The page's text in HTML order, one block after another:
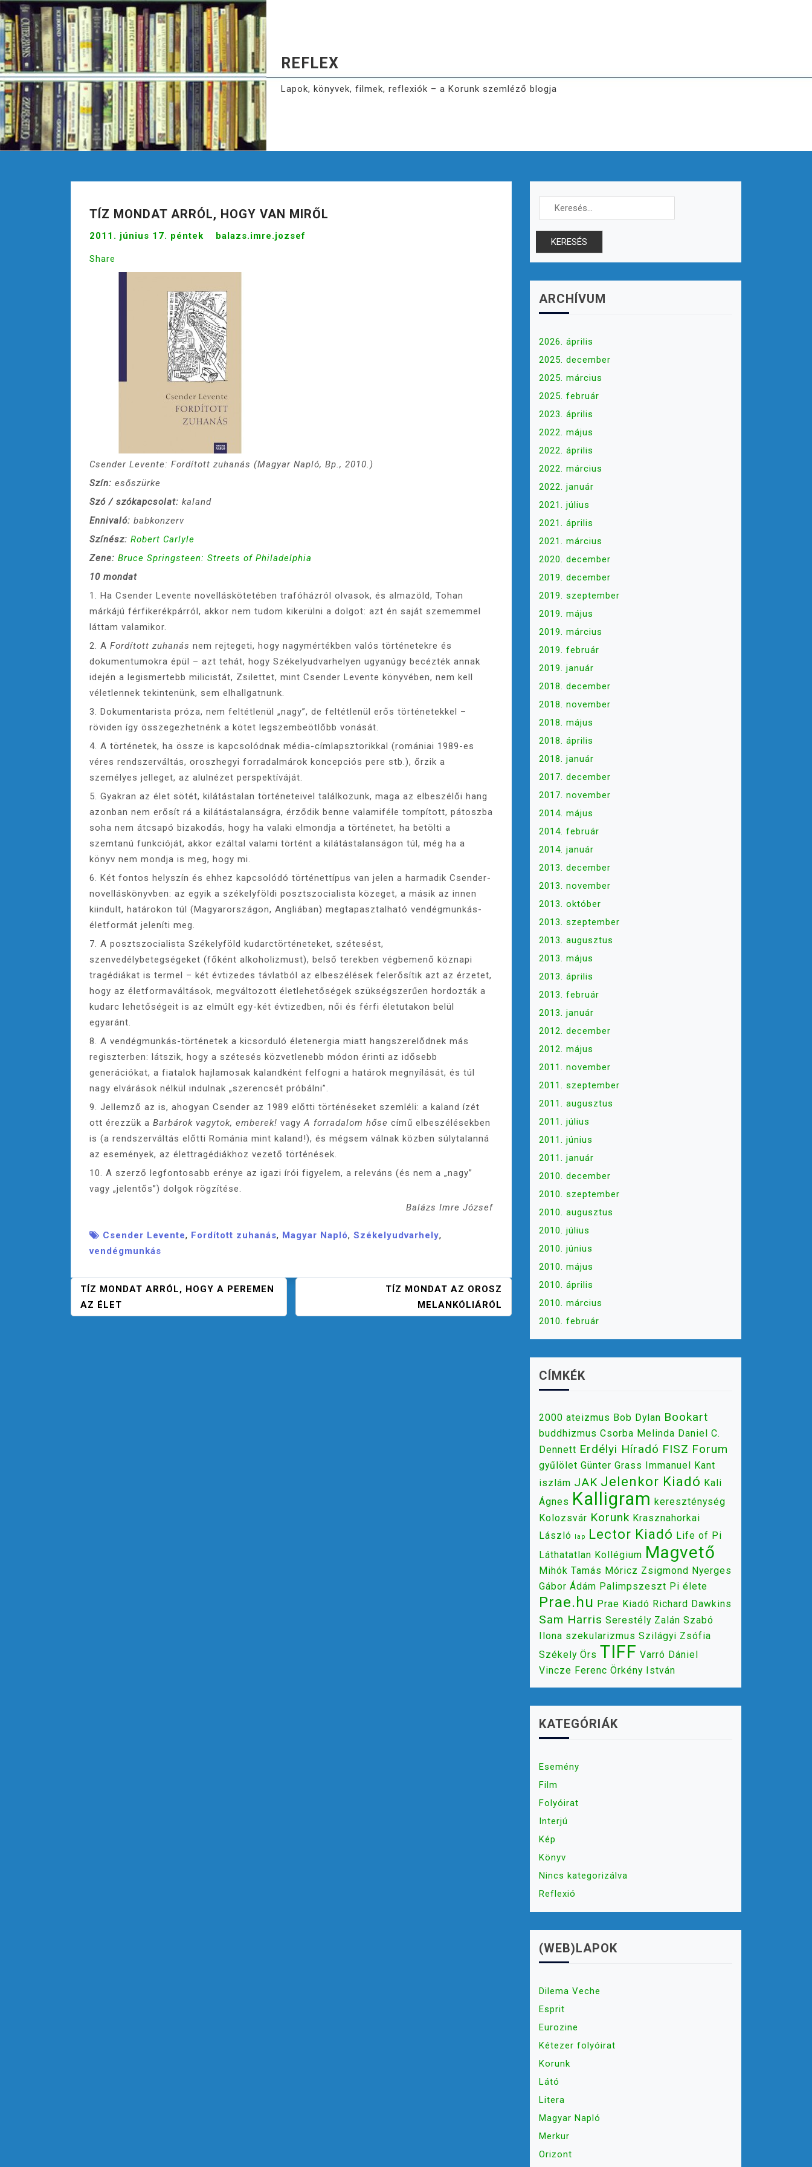
k
p
t
o
c
n
t
REFLEX
Lapok, könyvek, filmek, reflexiók – a Korunk szemléző blogja
TÍZ MONDAT ARRÓL, HOGY VAN MIRŐL
2011. június 17. péntek balazs.imre.jozsef
Share
Csender Levente: Fordított zuhanás (Magyar Napló, Bp., 2010.)
Szín: esőszürke
Szó / szókapcsolat: kaland
Ennivaló: babkonzerv
Színész: Robert Carlyle
Zene: Bruce Springsteen: Streets of Philadelphia
10 mondat
1. Ha Csender Levente novelláskötetében trafóházról olvasok, és almazöld, Tohan
márkájú férfikerékpárról, akkor nem tudom kikerülni a dolgot: azt én saját szememmel
láttam valamikor.
2. A Fordított zuhanás nem rejtegeti, hogy nagymértékben valós történetekre és
dokumentumokra épül – azt tehát, hogy Székelyudvarhelyen ugyanúgy becézték annak
idején a legismertebb milicistát, Zsilettet, mint Csender Levente könyvében, nem kell
véletlennek tekintenünk, sem elhallgatnunk.
3. Dokumentarista próza, nem feltétlenül „nagy”, de feltétlenül erős történetekkel –
röviden így összegezhetnénk a kötet legszembeötlőbb vonását.
4. A történetek, ha össze is kapcsolódnak média-címlapsztorikkal (romániai 1989-es
véres rendszerváltás, oroszhegyi forradalmárok koncepciós pere stb.), őrzik a
személyes jelleget, az alulnézet perspektíváját.
5. Gyakran az élet sötét, kilátástalan történeteivel találkozunk, maga az elbeszélői hang
azonban nem erősít rá a kilátástalanságra, érződik benne valamiféle tompított, pátoszba
soha nem átcsapó bizakodás, hogy ha valaki elmondja a történetet, ha betölti a
szemtanú funkcióját, akkor ezáltal valami történt a kilátástalanságon túl, még ha a
könyv nem mondja is meg, hogy mi.
6. Két fontos helyszín és ehhez kapcsolódó történettípus van jelen a harmadik Csender-
novelláskönyvben: az egyik a székelyföldi posztszocialista közeget, a másik az innen
kiindult, határokon túl (Magyarországon, Angliában) megtapasztalható vendégmunkás-
életformát jeleníti meg.
7. A posztszocialista Székelyföld kudarctörténeteket, szétesést,
szenvedélybetegségeket (főként alkoholizmust), belső terekben végbemenő köznapi
tragédiákat is termel – két évtizedes távlatból az elbeszélések felerősítik azt az érzetet,
hogy az életformaváltások, megváltozott életlehetőségek szükségszerűen hordozták a
kudarc lehetőségeit is az elmúlt egy-két évtizedben, női és férfi életutakon belül
egyaránt.
8. A vendégmunkás-történetek a kicsorduló életenergia miatt hangszerelődnek más
regiszterben: látszik, hogy a szétesés közvetlenebb módon érinti az idősebb
generációkat, a fiatalok hajlamosak kalandként felfogni a határok megnyílását, és túl
nagy elvárások nélkül indulnak „szerencsét próbálni”.
9. Jellemző az is, ahogyan Csender az 1989 előtti történéseket szemléli: a kaland ízét
ott érezzük a Barbárok vagytok, emberek! vagyA forradalom hőse című elbeszélésekben
is (a rendszerváltás előtti Románia mint kaland!), és mégsem válnak közben súlytalanná
az események, az élettragédiákhoz vezető történések.
10. A szerző legfontosabb erénye az igazi írói figyelem, a releváns (és nem a „nagy”
vagy „jelentős”) dolgok rögzítése.
Balázs Imre József
Csender Levente, Fordított zuhanás, Magyar Napló, Székelyudvarhely,
vendégmunkás
B
E
J
TÍZ MONDAT ARRÓL, HOGY A PEREMEN
AZ ÉLET
TÍZ MONDAT AZ OROSZ
MELANKÓLIÁRÓL
Keresés:
ARCHÍVUM
2026. április
2025. december
2025. március
2025. február
2023. április
2022. május
2022. április
2022. március
2022. január
2021. július
2021. április
2021. március
2020. december
2019. december
2019. szeptember
2019. május
2019. március
2019. február
2019. január
2018. december
2018. november
2018. május
2018. április
2018. január
2017. december
2017. november
2014. május
2014. február
2014. január
2013. december
2013. november
2013. október
2013. szeptember
2013. augusztus
2013. május
2013. április
2013. február
2013. január
2012. december
2012. május
2011. november
2011. szeptember
2011. augusztus
2011. július
2011. június
2011. január
2010. december
2010. szeptember
2010. augusztus
2010. július
2010. június
2010. május
2010. április
2010. március
2010. február
CÍMKÉK
2000 ateizmus Bob Dylan Bookart
buddhizmus Csorba Melinda Daniel C.
Dennett Erdélyi Híradó FISZ Forum
gyűlölet Günter Grass Immanuel Kant
iszlám JAK Jelenkor Kiadó Kali
Ágnes Kalligram kereszténység
Kolozsvár Korunk Krasznahorkai
László lap Lector Kiadó Life of Pi
Láthatatlan Kollégium Magvető
Mihók Tamás Móricz Zsigmond Nyerges
Gábor Ádám Palimpszeszt Pi élete
Prae.hu Prae Kiadó Richard Dawkins
Sam Harris Serestély Zalán Szabó
Ilona szekularizmus Szilágyi Zsófia
Székely Örs TIFF Varró Dániel
Vincze Ferenc Örkény István
KATEGÓRIÁK
Esemény
Film
Folyóirat
Interjú
Kép
Könyv
Nincs kategorizálva
Reflexió
(WEB)LAPOK
Dilema Veche
Esprit
Eurozine
Kétezer folyóirat
Korunk
Látó
Litera
Magyar Napló
Merkur
Orizont